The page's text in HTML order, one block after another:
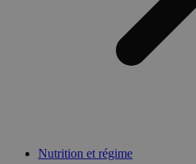
Nutrition et régime